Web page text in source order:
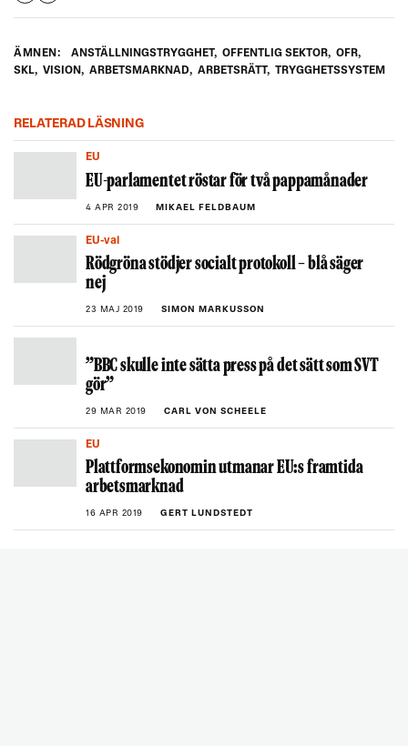
ÄMNEN: ANSTÄLLNINGSTRYGGHET, OFFENTLIG SEKTOR, OFR,
SKL, VISION, ARBETSMARKNAD, ARBETSRÄTT, TRYGGHETSSYSTEM
RELATERAD LÄSNING
EU
EU-parlamentet röstar för två pappamånader
4 APR 2019 MIKAEL FELDBAUM
EU-val
Rödgröna stödjer socialt protokoll ‒ blå säger
nej
23 MAJ 2019 SIMON MARKUSSON
”BBC skulle inte sätta press på det sätt som SVT
gör”
29 MAR 2019 CARL VON SCHEELE
EU
Plattformsekonomin utmanar EU:s framtida
arbetsmarknad
16 APR 2019 GERT LUNDSTEDT